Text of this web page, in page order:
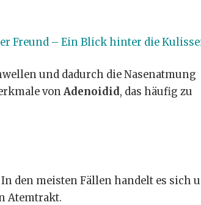
Freund – Ein Blick hinter die
und dadurch die Nasenatmung
vonAdenoidid, das häufig zu
den meisten Fällen handelt es sich
Atemtrakt.